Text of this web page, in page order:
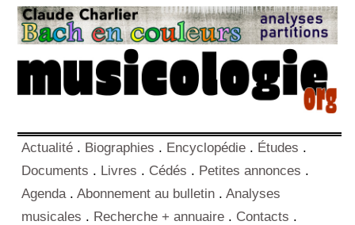
Actualité . Biographies . Encyclopédie . Études .
Documents . Livres . Cédés . Petites annonces .
Agenda .Abonnement au bulletin .Analyses
musicales . Recherche + annuaire . Contacts .